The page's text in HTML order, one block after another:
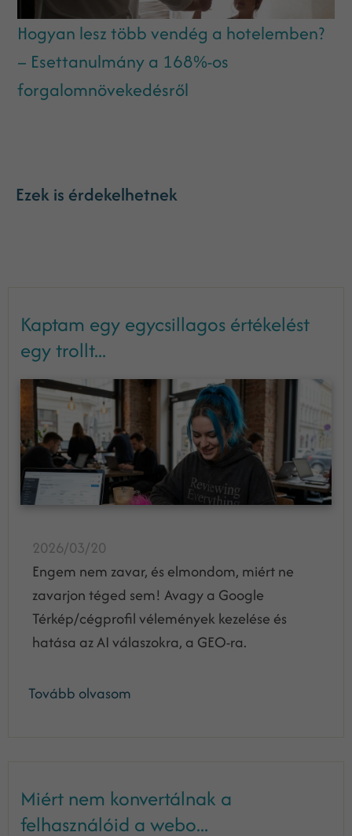
Hogyan lesz több vendég a hotelemben?
– Esettanulmány a 168%-os
forgalomnövekedésről
Ezek is érdekelhetnek
Kaptam egy egycsillagos értékelést
egy trollt...
2026/03/20
Engem nem zavar, és elmondom, miért ne
zavarjon téged sem! Avagy a Google
Térkép/cégprofil vélemények kezelése és
hatása az AI válaszokra, a GEO-ra.
Tovább olvasom
Miért nem konvertálnak a
felhasználóid a webo...